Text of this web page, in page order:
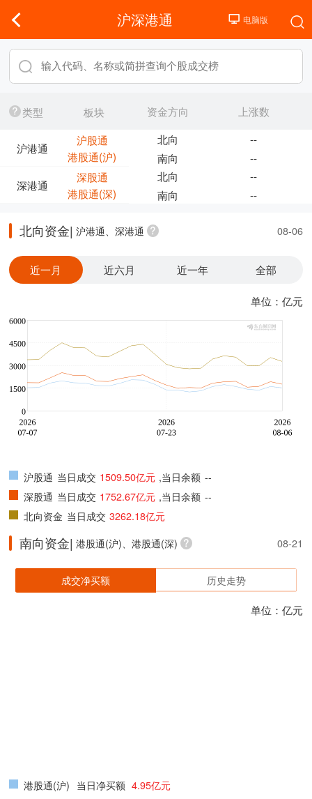
沪深港通
类型 板块
沪港通
沪股通
港股通(沪)
深港通
深股通
港股通(深)
资金方向
上涨数
北向
--
南向
--
北向
--
南向
--
北向资金| 沪港通、深港通 08-06
近一月 近六月 近一年 全部
单位：亿元
沪股通 当日成交 1509.50亿元 ,当日余额 --
深股通 当日成交 1752.67亿元 ,当日余额 --
北向资金 当日成交 3262.18亿元
南向资金| 港股通(沪)、港股通(深) 08-21
成交净买额 历史走势
单位：亿元
港股通(沪) 当日净买额 4.95亿元